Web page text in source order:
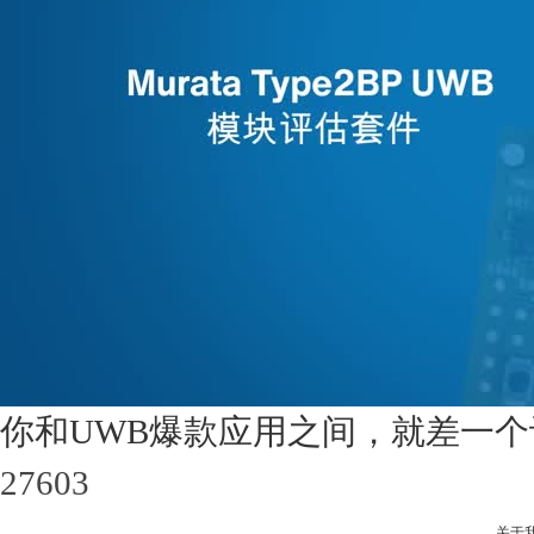
你和UWB爆款应用之间，就差一
27603